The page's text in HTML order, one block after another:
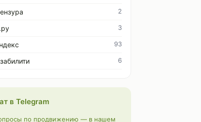
2
3
93
6
в Telegram
по продвижению — в нашем